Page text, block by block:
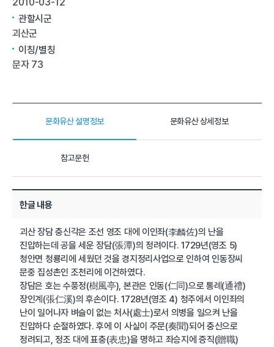
관할시군
괴산군
이칭/별칭
문자 73
문화유산 설명정보 문화유산 상세정보
참고문헌
한글 내용
괴산 장담 충신각은 조선 영조 대에 이인좌(李麟佐)의 난을
진압하는데 공을 세운 장담(張潭)의 정려이다. 1729년(영조 5)
청안면 청룡리에 세웠던 것을 경지정리사업으로 인하여 인동장씨
문중 집성촌인 조천리에 이건하였다.
장담은 호는 수풍정(樹風亭), 본관은 인동(仁同)으로 통례(通禮)
장인계(張仁溪)의 후손이다. 1728년(영조 4) 청주에서 이인좌의
난이 일어나자 벼슬이 없는 처사(處士)로서 의병을 일으켜 난을
진압하다 순절하였다. 후에 이 사실이 주문(奏聞)되어 충신으로
정려되고, 정조 대에 표충(表忠)을 명하고 좌승지에 증직(贈職)